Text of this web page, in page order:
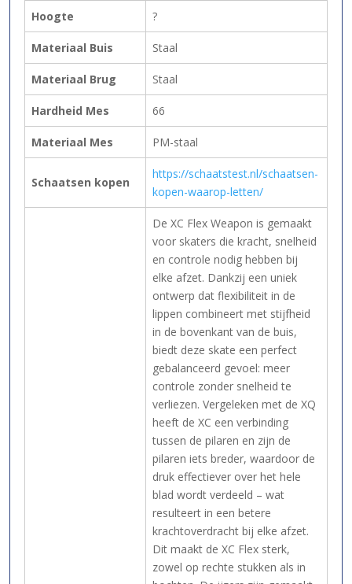
Hoogte ?
Materiaal Buis Staal
Materiaal Brug Staal
Hardheid Mes 66
Materiaal Mes PM-staal
Schaatsen kopen
https://schaatstest.nl/schaatsen-
kopen-waarop-letten/
De XC Flex Weapon is gemaakt
voor skaters die kracht, snelheid
en controle nodig hebben bij
elke afzet. Dankzij een uniek
ontwerp dat flexibiliteit in de
lippen combineert met stijfheid
in de bovenkant van de buis,
biedt deze skate een perfect
gebalanceerd gevoel: meer
controle zonder snelheid te
verliezen. Vergeleken met de XQ
heeft de XC een verbinding
tussen de pilaren en zijn de
pilaren iets breder, waardoor de
druk effectiever over het hele
blad wordt verdeeld – wat
resulteert in een betere
krachtoverdracht bij elke afzet.
Dit maakt de XC Flex sterk,
zowel op rechte stukken als in